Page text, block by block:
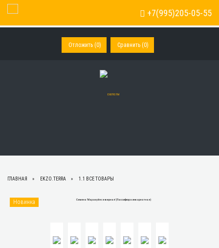
Отложить (0) Сравнить (0)
+7(995)205-05-55
Toggle Navigation
ГЛАВНАЯ EKZO.TERRA 1.1 ВСЕ ТОВАРЫ
Новинка